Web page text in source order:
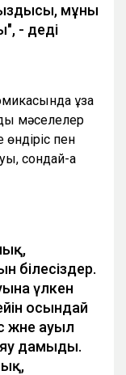
мұны
- деді
ұзақ
мәселелер
пен
сондай-ақ
білесіздер.
үлкен
осындай
және ауыл
дамыды.